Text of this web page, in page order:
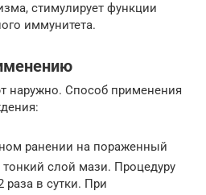
стимулирует функции
иммунитета.
наружно. Способ применения
ранении на пораженный
тонкий слой мази. Процедуру
раза в сутки. При